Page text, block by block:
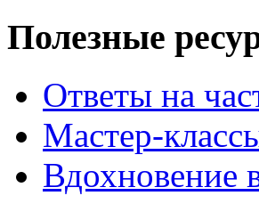
Полезные
Ответы на
Мастер-
Вдохновение